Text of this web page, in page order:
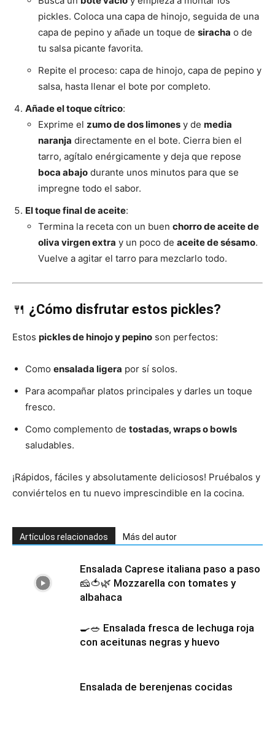
pickles. Coloca una capa de hinojo, seguida de una
capa de pepino y añade un toque de siracha o de
tu salsa picante favorita.
Repite el proceso: capa de hinojo, capa de pepino y
salsa, hasta llenar el bote por completo.
Añade el toque cítrico:
Exprime el zumo de dos limones y de media
naranja directamente en el bote. Cierra bien el
tarro, agítalo enérgicamente y deja que repose
boca abajo durante unos minutos para que se
impregne todo el sabor.
El toque final de aceite:
Termina la receta con un buen chorro de aceite de
oliva virgen extra y un poco de aceite de sésamo.
Vuelve a agitar el tarro para mezclarlo todo.
🍴 ¿Cómo disfrutar estos pickles?
Estos pickles de hinojo y pepino son perfectos:
Como ensalada ligera por sí solos.
Para acompañar platos principales y darles un toque
fresco.
Como complemento de tostadas, wraps o bowls
saludables.
¡Rápidos, fáciles y absolutamente deliciosos! Pruébalos y
conviértelos en tu nuevo imprescindible en la cocina.
Artículos relacionados Más del autor
Ensalada Caprese italiana paso a paso
🧀🍅🌿 Mozzarella con tomates y
albahaca
🍳🥗 Ensalada fresca de lechuga roja
con aceitunas negras y huevo
Ensalada de berenjenas cocidas